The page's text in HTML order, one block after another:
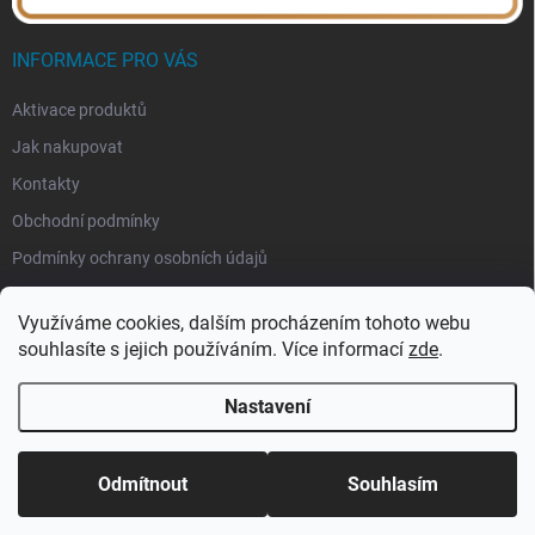
Využíváme cookies, dalším procházením tohoto webu
souhlasíte s jejich používáním. Více informací zde.
Nastavení
Odmítnout Souhlasím
INFORMACE PRO VÁS
Aktivace produktů
Jak nakupovat
Kontakty
Obchodní podmínky
Podmínky ochrany osobních údajů
Vytvořil Shoptet
Copyright 2026eSoftis.cz. Všechna práva vyhrazena.Upravit nastavení